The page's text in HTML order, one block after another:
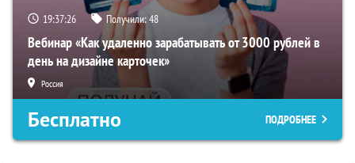
19:37:25 Получили:48
Вебинар «Как удаленно зарабатывать от 3000 рублей в
день на дизайне карточек»
Россия
Бесплатно ПОДРОБНЕЕ